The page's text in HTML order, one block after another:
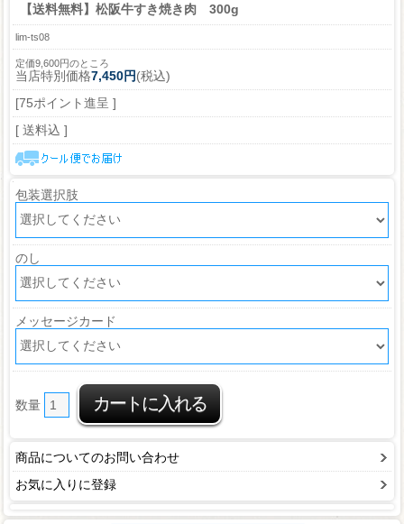
【送料無料】松阪牛すき焼き肉 300g
lim-ts08
定価9,600円のところ
当店特別価格7,450円(税込)
[75ポイント進呈 ]
[ 送料込 ]
包装選択肢
のし
メッセージカード
数量
商品についてのお問い合わせ
お気に入りに登録